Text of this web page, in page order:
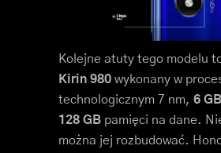
Kolejne atuty tego modelu
Kirin 980 wykonany w
technologicznym 7 nm, 6
128 GB pamięci na dane.
można jej rozbudować.